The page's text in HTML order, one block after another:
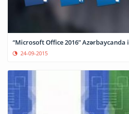
“Microsoft Office 2016”
24-09-2015